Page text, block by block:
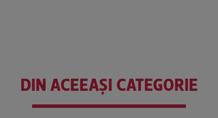
DIN ACEEAȘI CATEGORIE